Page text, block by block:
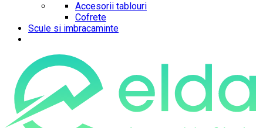
Accesorii tablouri
Cofrete
Scule si imbracaminte